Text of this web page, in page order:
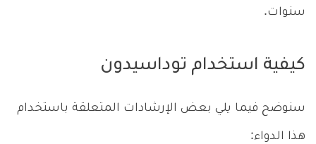
سنوات.
كيفية استخدام توداسيدون
سنوضح فيما يلي بعض الإرشادات المتعلقة باستخدام
هذا الدواء: